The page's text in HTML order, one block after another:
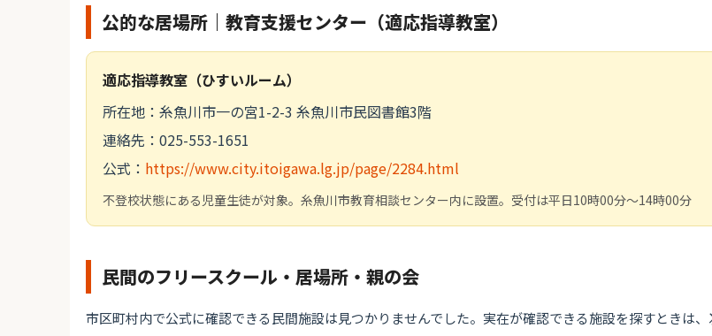
公的な居場所｜教育支援センター（適応指導教室）
適応指導教室（ひすいルーム）
所在地：糸魚川市一の宮1-2-3 糸魚川市民図書館3階
連絡先：025-553-1651
公式： https://www.city.itoigawa.lg.jp/page/2284.html
不登校状態にある児童生徒が対象。糸魚川市教育相談センター内に設置。受付は平日10時00分～14時00分
民間のフリースクール・居場所・親の会
市区町村内で公式に確認できる民間施設は見つかりませんでした。実在が確認できる施設を探すときは、